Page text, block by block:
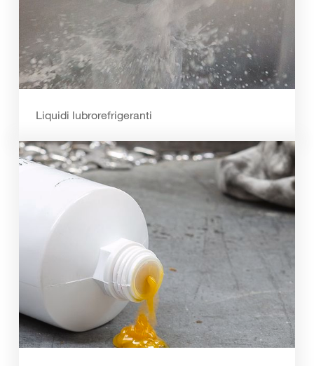
Liquidi lubrorefrigeranti